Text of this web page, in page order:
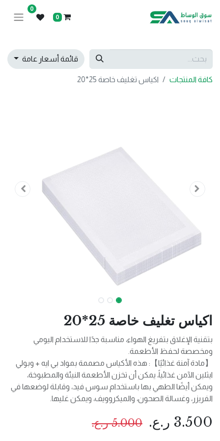
0
0
قائمة أسعار عامة
كافة المنتجات اكياس تغليف خاصة 25*20
اكياس تغليف خاصة 25*20
بتقنية الإغلاق بتفريغ الهواء، مناسبة جدًا للاستخدام اليومي
ومخصصة لحفظ الأطعمة.
【مادة آمنة غذائيًا】: هذه الأكياس مصممة بمواد بي ايه + وبولي
ايثلين الآمن غذائياً، يمكن أن تخزن الأطعمة النيئة والمطبوخة،
ويمكن أيضًا الطهي بها باستخدام سوس فيد، وقابلة لوضعها في
الفريزر، وغسالة الصحون، والميكروويف، ويمكن غليها.
3.500 ر.ع. 5.000ر.ع.